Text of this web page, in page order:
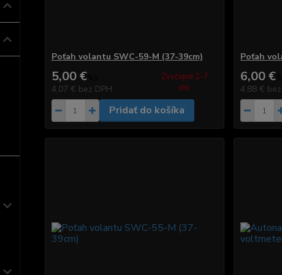
Poťah volantu SWC-59-M (37-39cm)
5,00 €/
4,07 € bez DPH
Zvyčajne 2-7
dni.
Pridať do košíka
Poťah
6,00 €
4,88 €